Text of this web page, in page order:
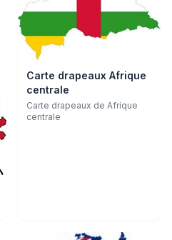
Carte drapeaux Afrique
centrale
Carte drapeaux de Afrique
centrale